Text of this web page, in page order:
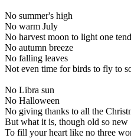
No summer's high
No warm July
No harvest moon to light one
No autumn breeze
No falling leaves
Not even time for birds to fly to
No Libra sun
No Halloween
No giving thanks to all the
But what it is, though old so new
To fill your heart like no three